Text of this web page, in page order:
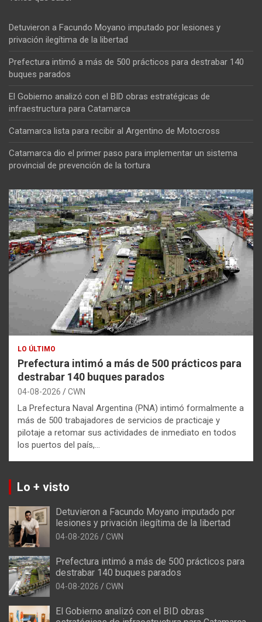
Detuvieron a Facundo Moyano imputado por lesiones y
privación ilegítima de la libertad
Prefectura intimó a más de 500 prácticos para destrabar 140
buques parados
El Gobierno analizó con el BID obras estratégicas de
infraestructura para Catamarca
Catamarca lista para recibir al Argentino de Motocross
Catamarca dio el primer paso para implementar un sistema
provincial de prevención de la tortura
LO ÚLTIMO
Prefectura intimó a más de 500 prácticos para
destrabar 140 buques parados
04-08-2026 CWN
La Prefectura Naval Argentina (PNA) intimó formalmente a
más de 500 trabajadores de servicios de practicaje y
pilotaje a retomar sus actividades de inmediato en todos
los puertos del país,…
Lo + visto
Detuvieron a Facundo Moyano imputado por
lesiones y privación ilegítima de la libertad
04-08-2026 CWN
Prefectura intimó a más de 500 prácticos para
destrabar 140 buques parados
04-08-2026 CWN
El Gobierno analizó con el BID obras